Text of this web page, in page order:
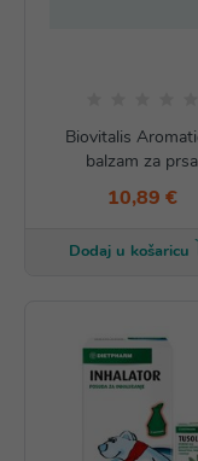
Biovitalis
balzam za prsa
10,89 €
Dodaj u košaricu